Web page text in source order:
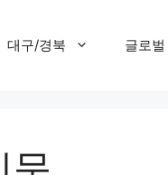
대구/경북 글로벌